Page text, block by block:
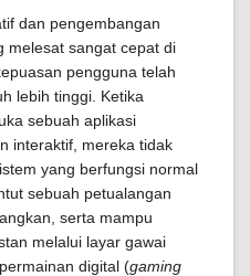
dan pengembangan
melesat sangat cepat di
pengguna telah
lebih tinggi. Ketika
sebuah aplikasi
interaktif, mereka tidak
yang berfungsi normal
sebuah petualangan
serta mampu
melalui layar gawai
digital (gaming